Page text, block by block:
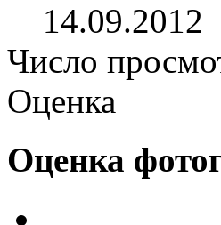
14.09.2012
Число
Оценка
Оценка